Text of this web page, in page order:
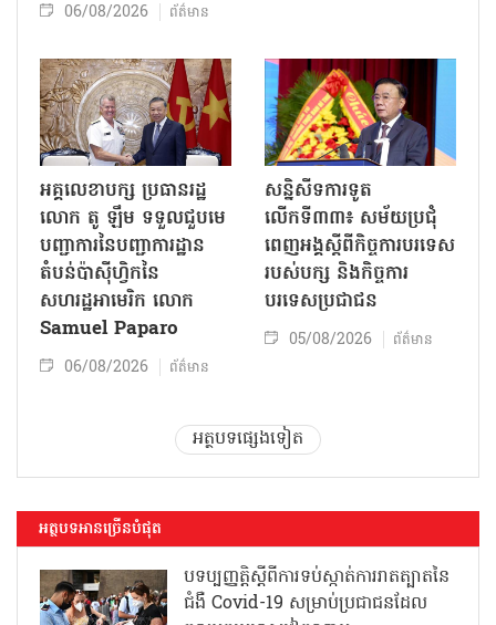
06/08/2026 ព័ត៌មាន
អគ្គលេខាបក្ស ប្រធានរដ្ឋ
លោក តូ ឡឹម ទទួលជួបមេ
បញ្ជាការនៃបញ្ជាការដ្ឋាន
តំបន់ប៉ាស៊ីហ្វិកនៃ
សហរដ្ឋអាមេរិក លោក
Samuel Paparo
06/08/2026 ព័ត៌មាន
សន្និសីទការទូត
លើកទី៣៣៖ សម័យប្រជុំ
ពេញអង្គស្តីពីកិច្ច​ការបរទេស
របស់​បក្ស និងកិច្ច​ការ
បរទេសប្រជាជន
05/08/2026 ព័ត៌មាន
អត្ថបទផ្សេងទៀត
អត្ថបទអានច្រើនបំផុត
បទប្បញ្ញត្តិស្តីពីការទប់ស្កាត់ការរាតត្បាតនៃ
ជំងឺ Covid-19 សម្រាប់ប្រជាជនដែល